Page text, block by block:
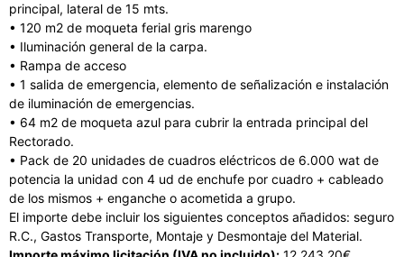
principal, lateral de 15 mts.
• 120 m2 de moqueta ferial gris marengo
• Iluminación general de la carpa.
• Rampa de acceso
• 1 salida de emergencia, elemento de señalización e instalación
de iluminación de emergencias.
• 64 m2 de moqueta azul para cubrir la entrada principal del
Rectorado.
• Pack de 20 unidades de cuadros eléctricos de 6.000 wat de
potencia la unidad con 4 ud de enchufe por cuadro + cableado
de los mismos + enganche o acometida a grupo.
El importe debe incluir los siguientes conceptos añadidos: seguro
R.C., Gastos Transporte, Montaje y Desmontaje del Material.